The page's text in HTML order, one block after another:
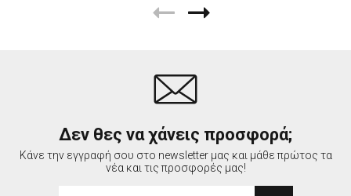
Δεν θες να χάνεις προσφορά;
Κάνε την εγγραφή σου στο newsletter μας και μάθε πρώτος τα
νέα και τις προσφορές μας!